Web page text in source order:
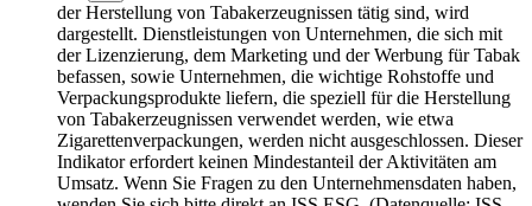
der Herstellung von Tabakerzeugnissen tätig sind, wird
dargestellt. Dienstleistungen von Unternehmen, die sich mit
der Lizenzierung, dem Marketing und der Werbung für Tabak
befassen, sowie Unternehmen, die wichtige Rohstoffe und
Verpackungsprodukte liefern, die speziell für die Herstellung
von Tabakerzeugnissen verwendet werden, wie etwa
Zigarettenverpackungen, werden nicht ausgeschlossen. Dieser
Indikator erfordert keinen Mindestanteil der Aktivitäten am
Umsatz. Wenn Sie Fragen zu den Unternehmensdaten haben,